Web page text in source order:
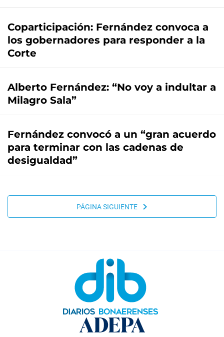
Coparticipación: Fernández convoca a
los gobernadores para responder a la
Corte
Alberto Fernández: “No voy a indultar a
Milagro Sala”
Fernández convocó a un “gran acuerdo
para terminar con las cadenas de
desigualdad”
PÁGINA SIGUIENTE